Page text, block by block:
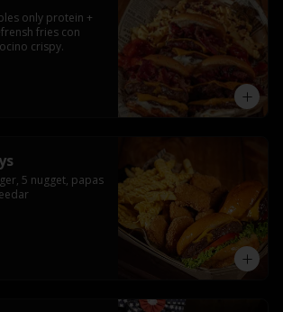
only protein +
fries con
crispy.
5 nugget, papas